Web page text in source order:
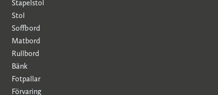
Stapelstol
Stol
Soffbord
Matbord
Rullbord
Bänk
Fotpallar
Förvaring